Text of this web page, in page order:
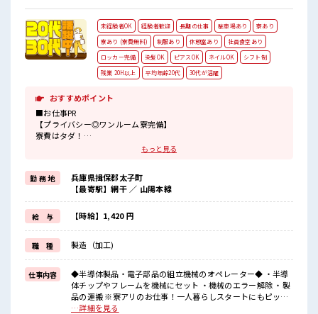
未経験者OK 経験者歓迎 長期の仕事 駐車場あり
寮あり
寮あり (寮費無料)
制服あり 休憩室あり
社員食堂あり
ロッカー完備
染髪OK ピアスOK ネイルOK
シフト制
残業 20H以上
平均年齢20代 30代が活躍
おすすめポイント
■お仕事PR
【プライバシー◎ワンルーム寮完備】
寮費はタダ！
TV/冷蔵庫/電子レンジ/洗濯機/エアコン完備！
寮の近くにはコンビニ・スーパーなどがあるので便利♪
赴任時の交通費の支給もあります◎
【半年ごとにボーナスあり】
ボーナスがあるから頑張れる！
初回は...スタートから6ヶ月後に『 6 万 円 』！
その後は...なんと「半年ごと」に 『 1 2 万 円 』
⇒最初の「1年目」は『 最大1 8 万 円 』のボーナスが貰えます☆
■職場の雰囲気
【大手企業×長期就業】
キレイな職場☆
空調完備でカイテキ環境！
500円以下で食べられる食堂あり！
もっと見る
勤 務 地
兵庫県揖保郡太子町
【最寄駅】網干 ／ 山陽本線
給 与 【時給】1,420 円
職 種 製造（加工)
仕事内容
◆半導体製品・電子部品の組立機械のオペレーター◆ ・半導
体チップやフレームを機械にセット ・機械のエラー解除 ・製
品の運搬 ※寮アリのお仕事！一人暮らしスタートにもピッタ
リ♪ ■お仕事PR 【プライバシー◎ワンルーム寮完備】 寮費は
…詳細を見る